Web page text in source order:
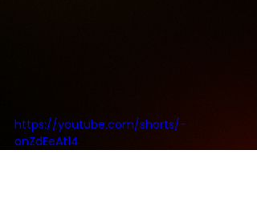
https://youtube.com/shorts/-
onZdEeAt14